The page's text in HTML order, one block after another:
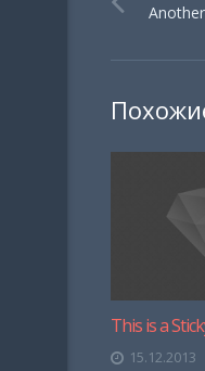
This is a
15.12.2013